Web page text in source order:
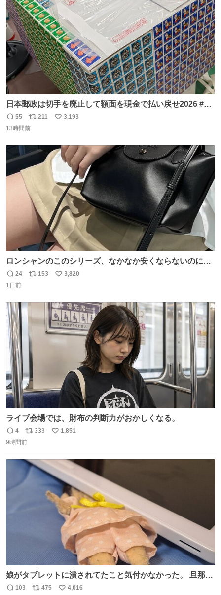
数
日本郵政は切手を廃止して額面を現金で払い戻せ2026 #日
本郵政 @JapanPostHD_PR
返
信
55
リ
ポ
ト
211
い
数
3,193
13時間前
ロンシャンのこのシリーズ、なかなか安くならないのにセ
ール価格になってる🖤✨レザーなのが反則級にかわいい。
持ってるだけでコーデが格上げされる。
返
信
24
リ
数
153
い
数
3,820
1日前
ライブ会場では、財布の判断力がおかしくなる。
返
信
4
リ
ポ
ト
数
333
い
数
1,851
9時間前
娘がタブレットに潰されてたこと気付かなかった。 旦那だ
けは娘の波長を感じ取れるから声出せずともSOSが伝わっ
返
103
リ
475
い
4,016